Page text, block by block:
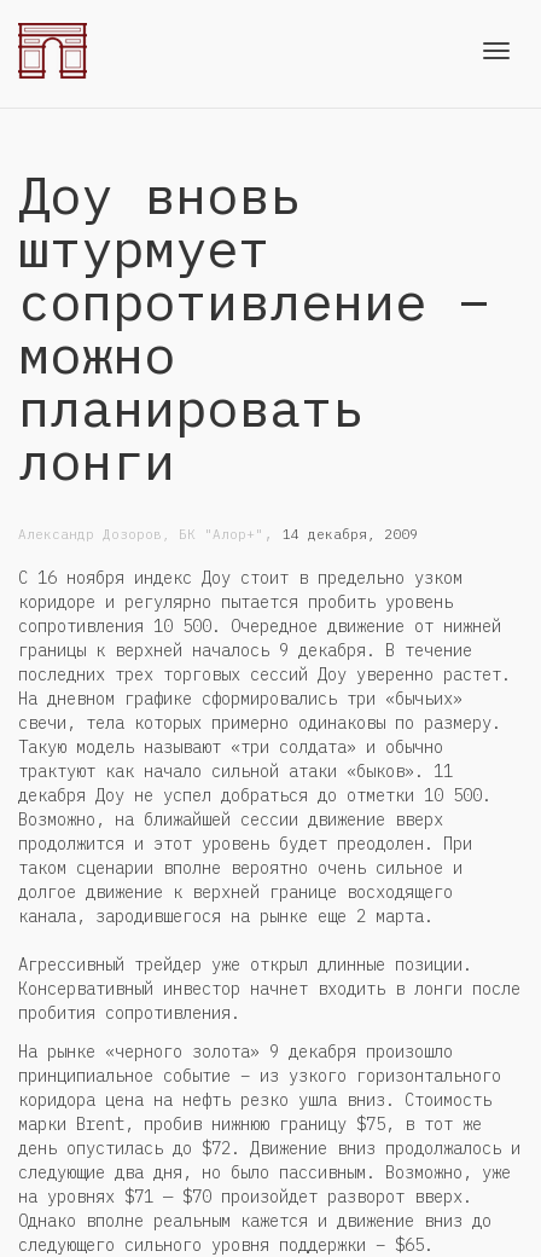
Доу вновь
штурмует
сопротивление –
можно
планировать
лонги
Александр Дозоров, БК "Алор+" , 14 декабря, 2009
С 16 ноября индекс Доу стоит в предельно узком
коридоре и регулярно пытается пробить уровень
сопротивления 10 500. Очередное движение от нижней
границы к верхней началось 9 декабря. В течение
последних трех торговых сессий Доу уверенно растет.
На дневном графике сформировались три «бычьих»
свечи, тела которых примерно одинаковы по размеру.
Такую модель называют «три солдата» и обычно
трактуют как начало сильной атаки «быков». 11
декабря Доу не успел добраться до отметки 10 500.
Возможно, на ближайшей сессии движение вверх
продолжится и этот уровень будет преодолен. При
таком сценарии вполне вероятно очень сильное и
долгое движение к верхней границе восходящего
канала, зародившегося на рынке еще 2 марта.
Агрессивный трейдер уже открыл длинные позиции.
Консервативный инвестор начнет входить в лонги после
пробития сопротивления.
На рынке «черного золота» 9 декабря произошло
принципиальное событие – из узкого горизонтального
коридора цена на нефть резко ушла вниз. Стоимость
марки Brent, пробив нижнюю границу $75, в тот же
день опустилась до $72. Движение вниз продолжалось и
следующие два дня, но было пассивным. Возможно, уже
на уровнях $71 — $70 произойдет разворот вверх.
Однако вполне реальным кажется и движение вниз до
следующего сильного уровня поддержки – $65.